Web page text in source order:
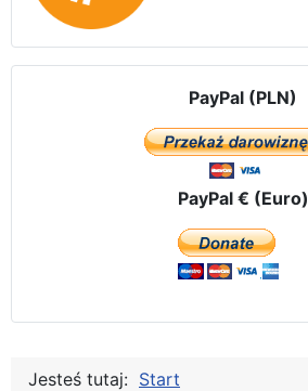
PayPal (PLN)
PayPal € (Euro)
Jesteś tutaj: Start